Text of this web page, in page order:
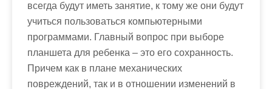
всегда будут иметь занятие, к тому же они будут
учиться пользоваться компьютерными
программами. Главный вопрос при выборе
планшета для ребенка – это его сохранность.
Причем как в плане механических
повреждений, так и в отношении изменений в